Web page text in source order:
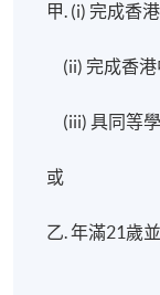
甲. (i) 完成香
(ii) 完成香港
(iii) 具同等
或
乙. 年滿21歲